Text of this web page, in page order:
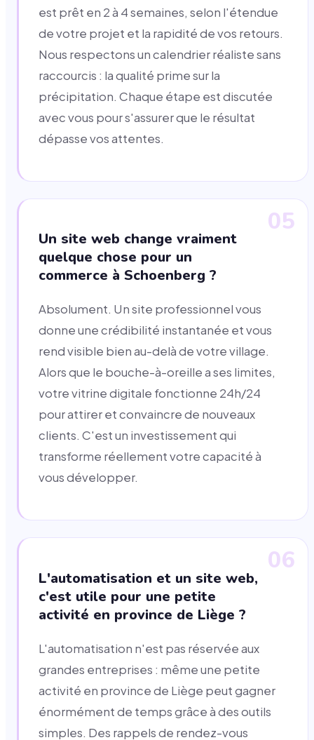
est prêt en 2 à 4 semaines, selon l'étendue
de votre projet et la rapidité de vos retours.
Nous respectons un calendrier réaliste sans
raccourcis : la qualité prime sur la
précipitation. Chaque étape est discutée
avec vous pour s'assurer que le résultat
dépasse vos attentes.
05
Un site web change vraiment
quelque chose pour un
commerce à Schoenberg ?
Absolument. Un site professionnel vous
donne une crédibilité instantanée et vous
rend visible bien au-delà de votre village.
Alors que le bouche-à-oreille a ses limites,
votre vitrine digitale fonctionne 24h/24
pour attirer et convaincre de nouveaux
clients. C'est un investissement qui
transforme réellement votre capacité à
vous développer.
06
L'automatisation et un site web,
c'est utile pour une petite
activité en province de Liège ?
L'automatisation n'est pas réservée aux
grandes entreprises : même une petite
activité en province de Liège peut gagner
énormément de temps grâce à des outils
simples. Des rappels de rendez-vous